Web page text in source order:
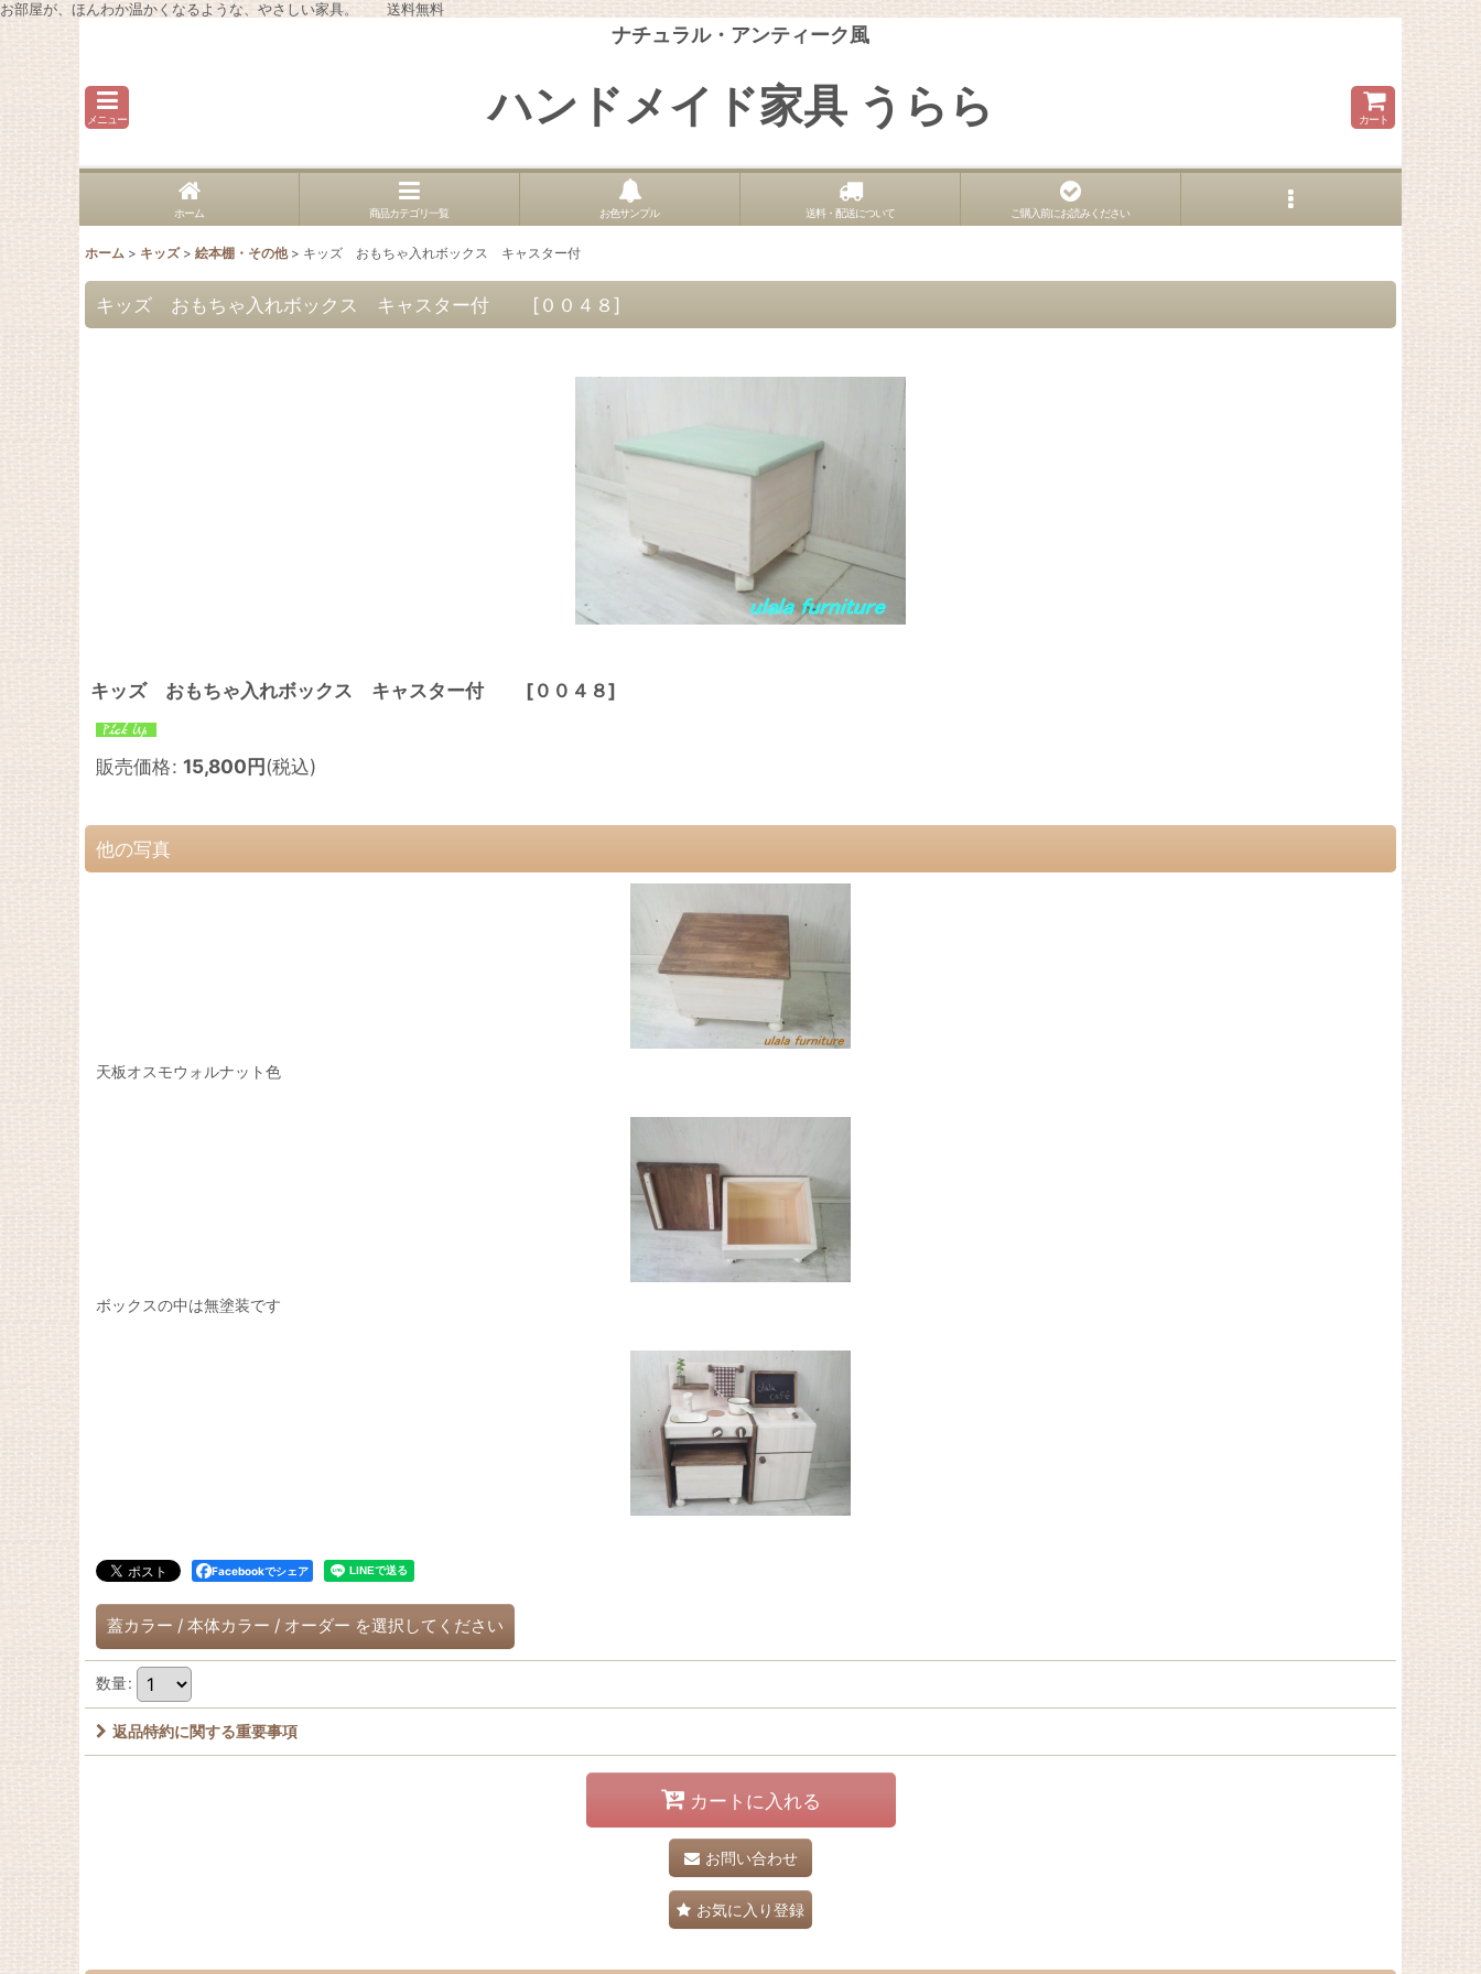
お部屋が、ほんわか温かくなるような、やさしい家具。 送料無料
ナチュラル・アンティーク風
メニュー ハンドメイド家具 うらら カート
ホーム 商品カテゴリ一覧 お色サンプル 送料・配送について ご購入前にお読みください
ホーム > キッズ > 絵本棚・その他 > キッズ おもちゃ入れボックス キャスター付
キッズ おもちゃ入れボックス キャスター付 [００４８]
キッズ おもちゃ入れボックス キャスター付 [００４８]
販売価格: 15,800円(税込)
他の写真
天板オスモウォルナット色
ボックスの中は無塗装です
Facebookでシェア
蓋カラー / 本体カラー / オーダー を選択してください
数量:
返品特約に関する重要事項
カートに入れる
お問い合わせ
お気に入り登録